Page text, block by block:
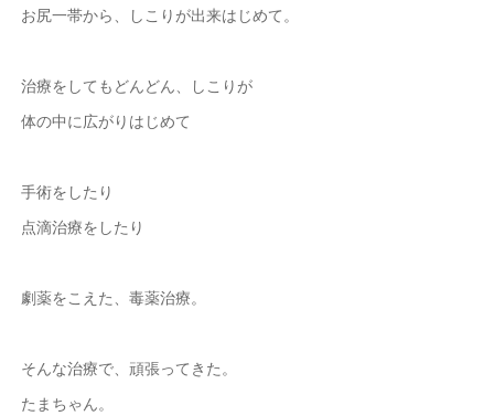
お尻一帯から、しこりが出来はじめて。
治療をしてもどんどん、しこりが
体の中に広がりはじめて
手術をしたり
点滴治療をしたり
劇薬をこえた、毒薬治療。
そんな治療で、頑張ってきた。
たまちゃん。